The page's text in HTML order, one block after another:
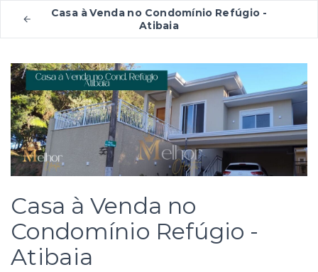
Casa à Venda no Condomínio Refúgio -
Atibaia
Casa à Venda no
Condomínio Refúgio -
Atibaia